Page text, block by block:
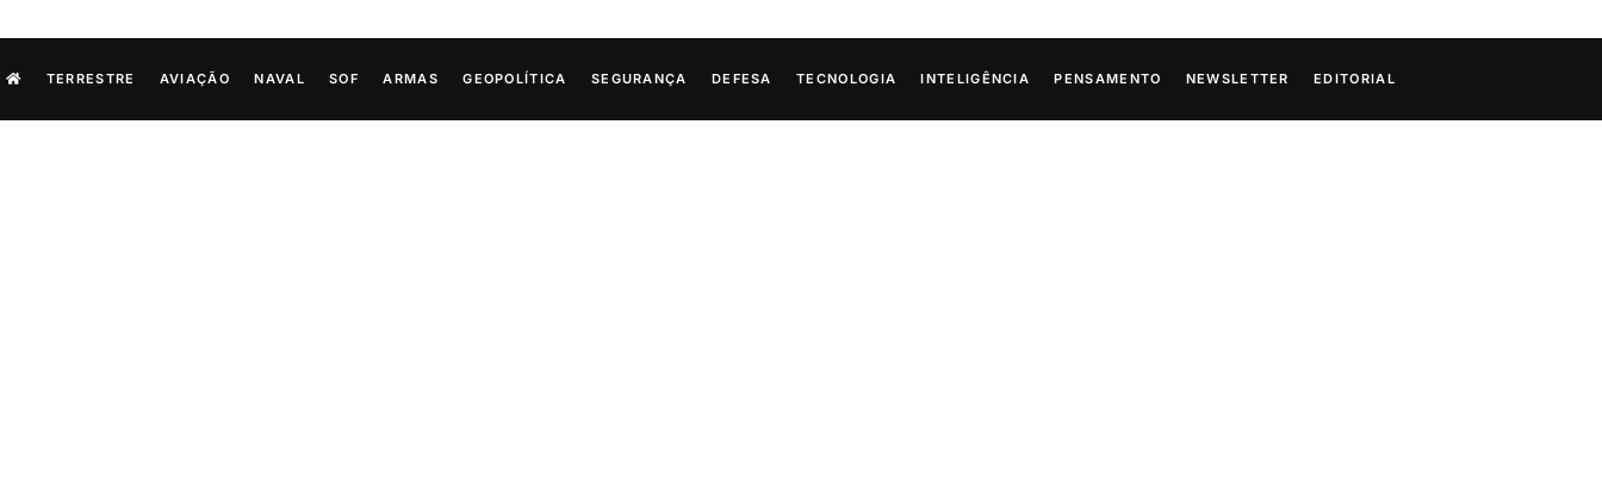
TERRESTRE AVIAÇÃO NAVAL SOF ARMAS GEOPOLÍTICA SEGURANÇA DEFESA TECNOLOGIA INTELIGÊNCIA PENSAMENTO NEWSLETTER EDITORIAL